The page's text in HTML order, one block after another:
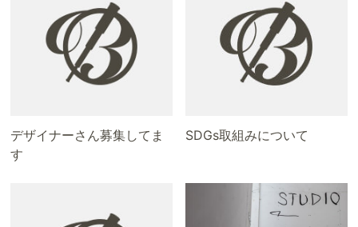
デザイナーさん募集してま
す
SDGs取組みについて